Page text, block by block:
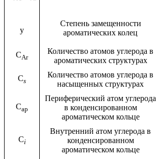
у
Степень замещенности
ароматических колец
CAr
Количество атомов углерода в
ароматических структурах
Cs
Количество атомов углерода в
насыщенных структурах
Cap
Периферический атом углерода
в конденсированном
ароматическом кольце
Ci
Внутренний атом углерода в
конденсированном
ароматическом кольце